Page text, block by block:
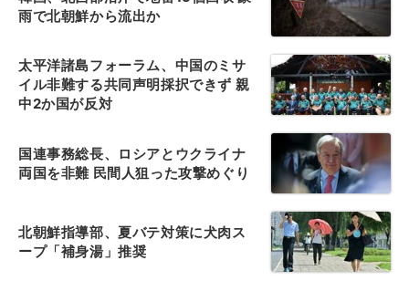
雨で北朝鮮から流出か
太平洋諸島フォーラム、中国のミサ
イル非難する共同声明採択できず 親
中2か国が反対
国連事務総長、ロシアとウクライナ
両国を非難 民間人狙った攻撃めぐり
北朝鮮指導部、夏バテ対策に犬肉ス
ープ「補身湯」推奨